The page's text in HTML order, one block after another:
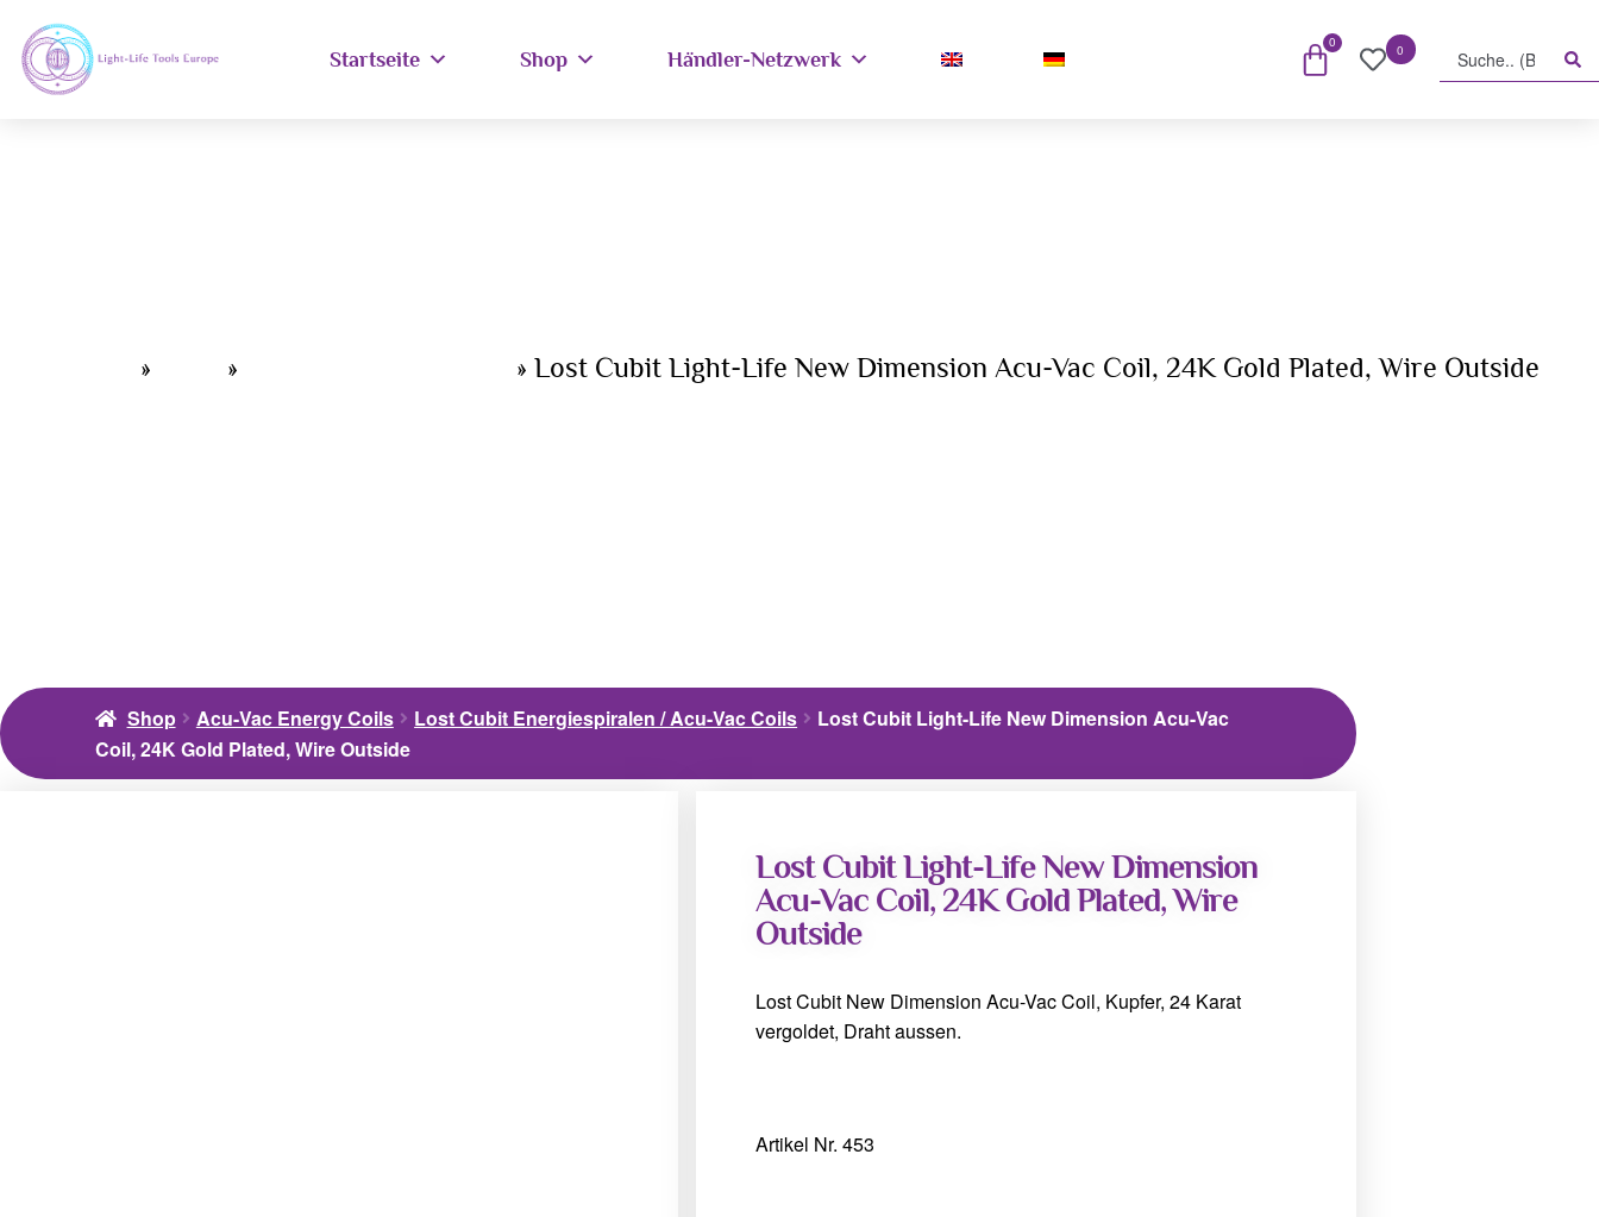
Startseite Shop Händler-Netzwerk
0 0
» » » Lost Cubit Light-Life New Dimension Acu-Vac Coil, 24K Gold Plated, Wire Outside
Shop Acu-Vac Energy Coils Lost Cubit Energiespiralen / Acu-Vac Coils
Lost Cubit Light-Life New Dimension Acu-Vac
Coil, 24K Gold Plated, Wire Outside
Lost Cubit Light-Life New Dimension
Acu-Vac Coil, 24K Gold Plated, Wire
Outside
Lost Cubit New Dimension Acu-Vac Coil, Kupfer, 24 Karat
vergoldet, Draht aussen.
Artikel Nr. 453